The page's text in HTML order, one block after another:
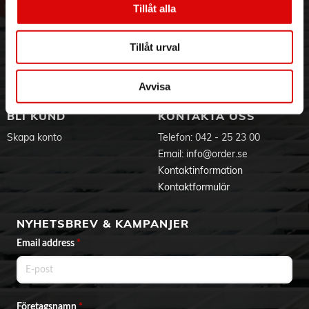
Tillåt alla
Tillåt urval
Avvisa
Visselblåsning
Aktuellt på Order
Ansökan om RMA
Godsefterlysning & Felleverans
Integritetspolicy
Om cookies
BLI KUND
Skapa konto
KONTAKTA OSS
Telefon: 042 - 25 23 00
Email: info@order.se
Kontaktinformation
Kontaktformulär
NYHETSBREV & KAMPANJER
Email address *
Företagsnamn *